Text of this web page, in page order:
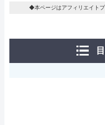
◆本ページはアフィリエイトプ